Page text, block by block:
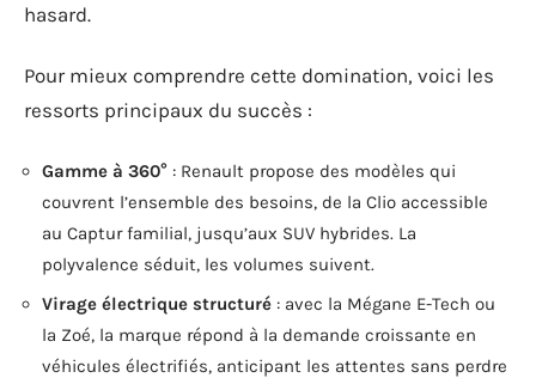
hasard.
Pour mieux comprendre cette domination, voici les
ressorts principaux du succès :
Gamme à 360° : Renault propose des modèles qui
couvrent l’ensemble des besoins, de la Clio accessible
au Captur familial, jusqu’aux SUV hybrides. La
polyvalence séduit, les volumes suivent.
Virage électrique structuré : avec la Mégane E-Tech ou
la Zoé, la marque répond à la demande croissante en
véhicules électrifiés, anticipant les attentes sans perdre